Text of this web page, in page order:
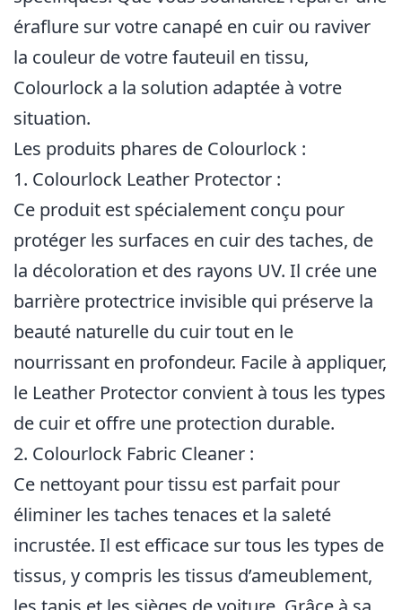
éraflure sur votre canapé en cuir ou raviver
la couleur de votre fauteuil en tissu,
Colourlock a la solution adaptée à votre
situation.
Les produits phares de Colourlock :
1. Colourlock Leather Protector :
Ce produit est spécialement conçu pour
protéger les surfaces en cuir des taches, de
la décoloration et des rayons UV. Il crée une
barrière protectrice invisible qui préserve la
beauté naturelle du cuir tout en le
nourrissant en profondeur. Facile à appliquer,
le Leather Protector convient à tous les types
de cuir et offre une protection durable.
2. Colourlock Fabric Cleaner :
Ce nettoyant pour tissu est parfait pour
éliminer les taches tenaces et la saleté
incrustée. Il est efficace sur tous les types de
tissus, y compris les tissus d’ameublement,